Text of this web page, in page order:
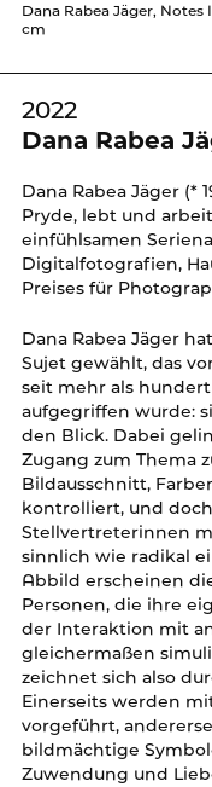
Dana Rabea Jäger, Notes
cm
2022
Dana Rabea
Dana Rabea Jäger (*
Pryde, lebt und
einfühlsamen
Digitalfotografien,
Preises für
Dana Rabea Jäger
Sujet gewählt, das
seit mehr als
aufgegriffen wurde:
den Blick. Dabei
Zugang zum Thema
Bildausschnitt,
kontrolliert, und
Stellvertreterinnen
sinnlich wie radikal
Abbild erscheinen
Personen, die ihre
der Interaktion mit
gleichermaßen
zeichnet sich also
Einerseits werden
vorgeführt,
bildmächtige
Zuwendung und